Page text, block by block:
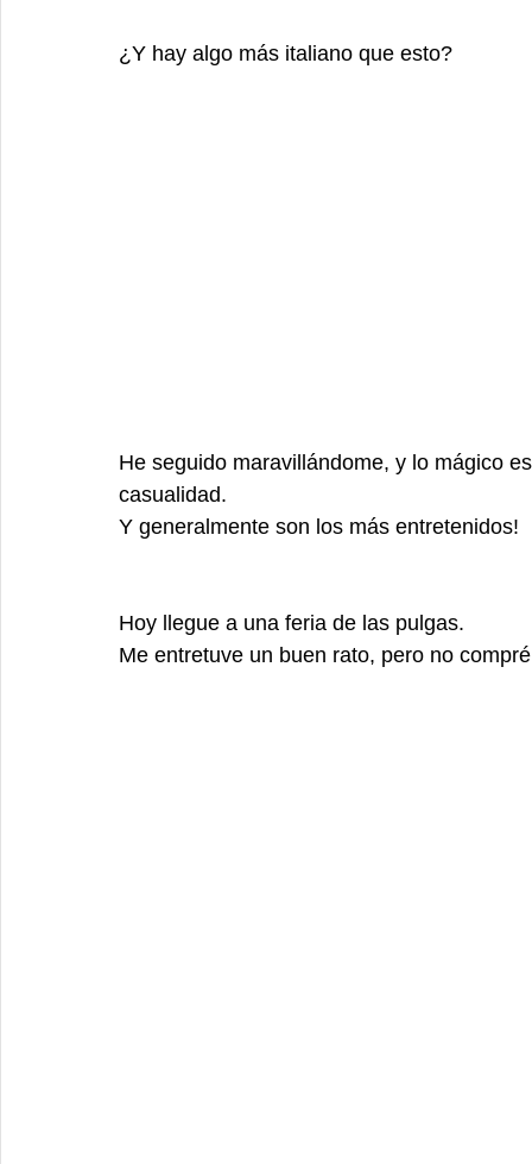
¿Y hay algo más italiano que esto?
He seguido maravillándome, y lo mágico
casualidad.
Y generalmente son los más entretenidos!
Hoy llegue a una feria de las pulgas.
Me entretuve un buen rato, pero no